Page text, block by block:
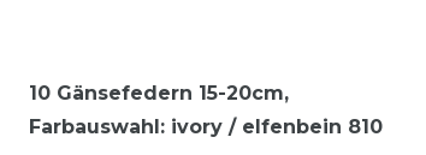
10 Gänsefedern 15-20cm,
Farbauswahl: ivory / elfenbein 810